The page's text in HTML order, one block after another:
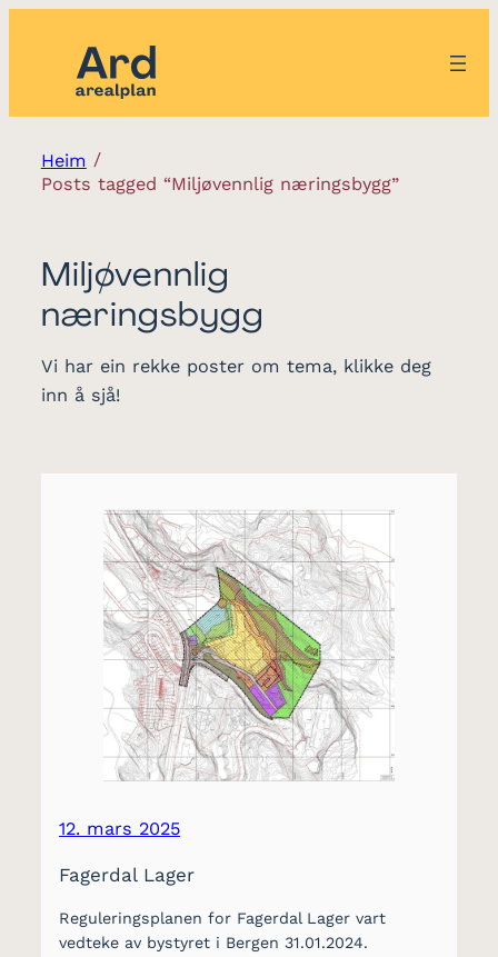
Heim /
Posts tagged “Miljøvennlig næringsbygg”
Miljøvennlig
næringsbygg
Vi har ein rekke poster om tema, klikke deg
inn å sjå!
12. mars 2025
Fagerdal Lager
Reguleringsplanen for Fagerdal Lager vart
vedteke av bystyret i Bergen 31.01.2024.